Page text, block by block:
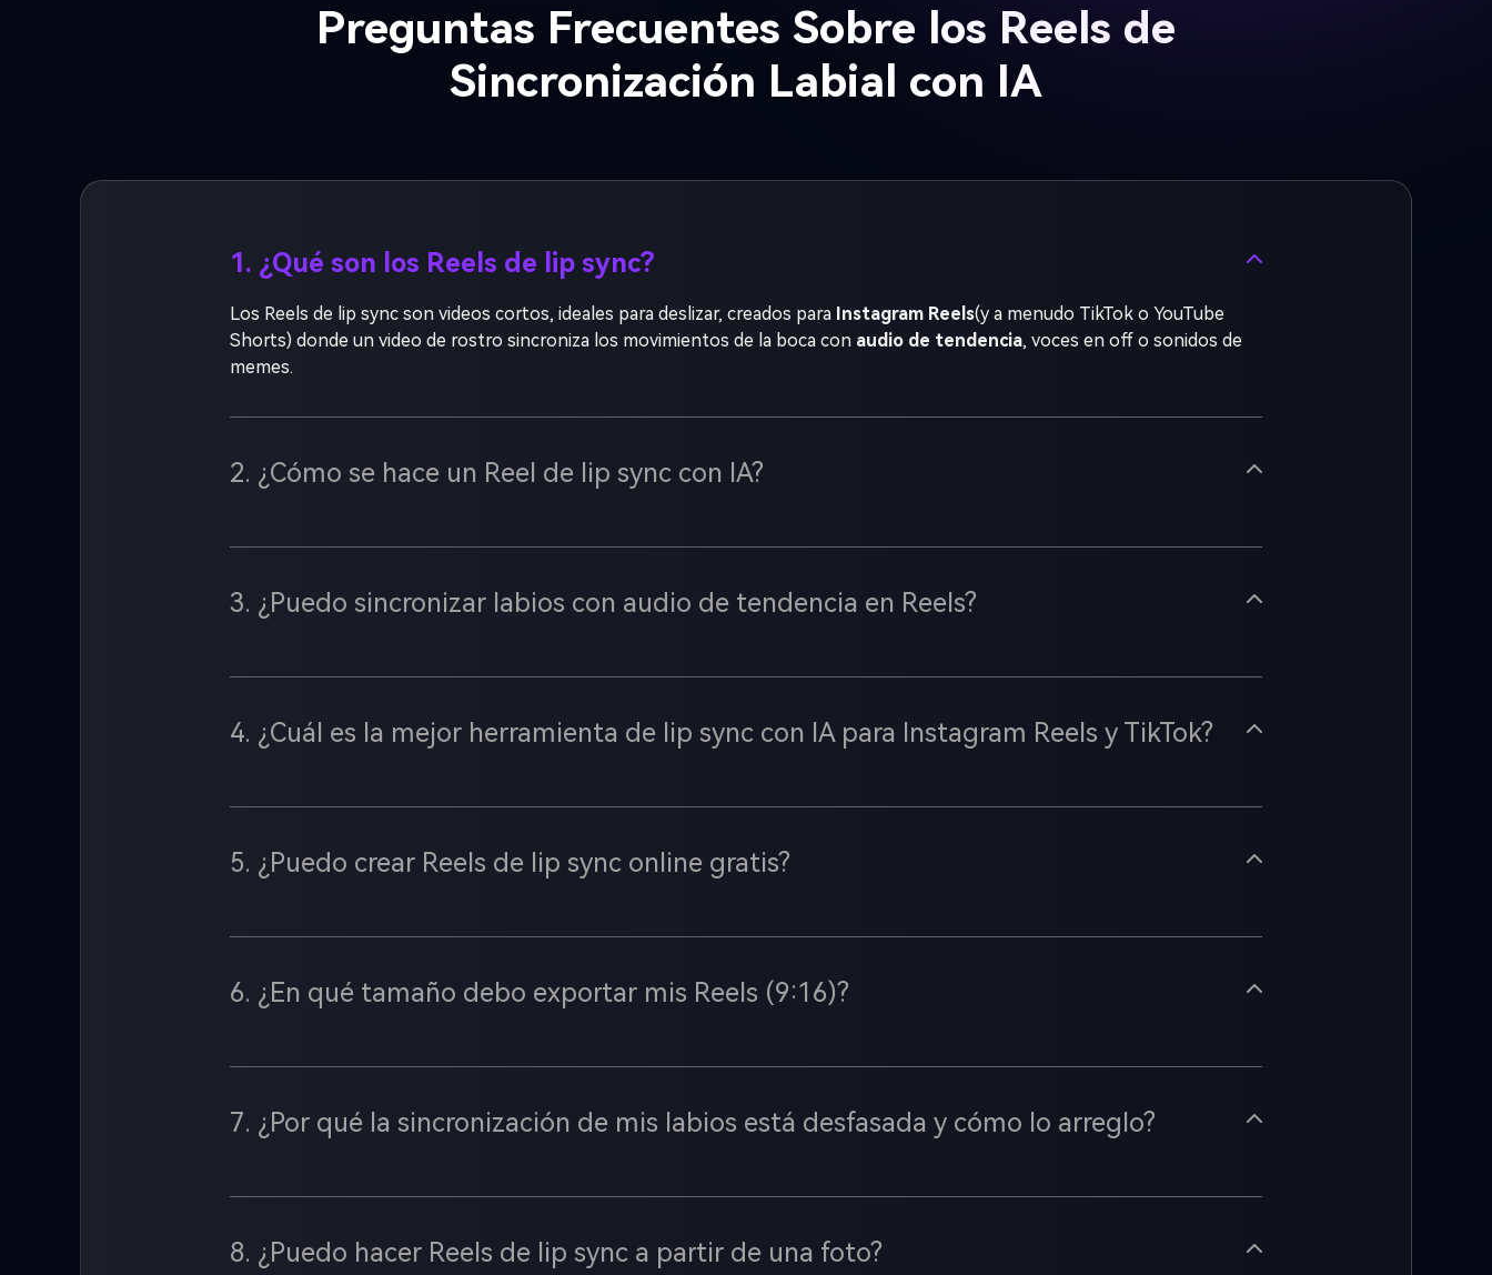
Preguntas Frecuentes Sobre los Reels de
Sincronización Labial con IA
1. ¿Qué son los Reels de lip sync?
Los Reels de lip sync son videos cortos, ideales para deslizar, creados para Instagram Reels(y a menudo TikTok o YouTube
Shorts) donde un video de rostro sincroniza los movimientos de la boca con audio de tendencia, voces en off o sonidos de
memes.
2. ¿Cómo se hace un Reel de lip sync con IA?
3. ¿Puedo sincronizar labios con audio de tendencia en Reels?
4. ¿Cuál es la mejor herramienta de lip sync con IA para Instagram Reels y TikTok?
5. ¿Puedo crear Reels de lip sync online gratis?
6. ¿En qué tamaño debo exportar mis Reels (9:16)?
7. ¿Por qué la sincronización de mis labios está desfasada y cómo lo arreglo?
8. ¿Puedo hacer Reels de lip sync a partir de una foto?